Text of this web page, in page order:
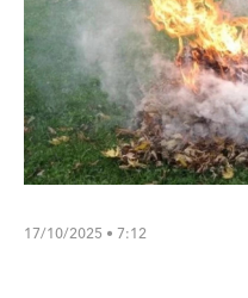
17/10/2025 • 7:12